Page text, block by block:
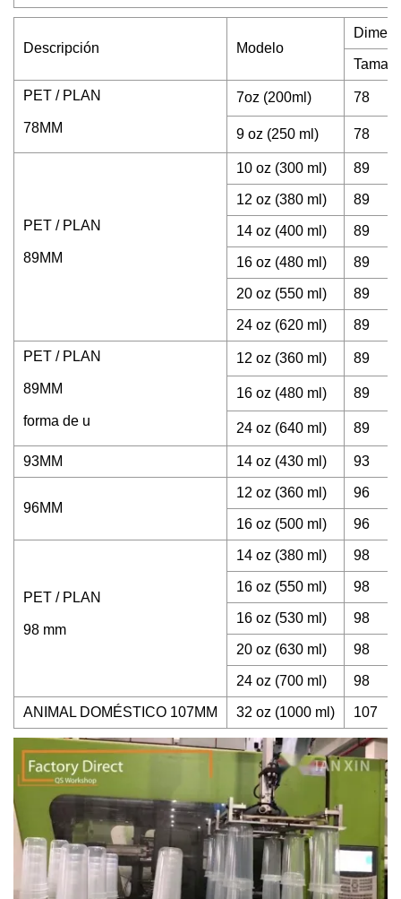
Descripción Modelo
PET / PLAN
78MM
7oz (200ml) 78
9 oz (250 ml) 78
PET / PLAN
89MM
10 oz (300 ml) 89
12 oz (380 ml) 89
14 oz (400 ml) 89
16 oz (480 ml) 89
20 oz (550 ml) 89
24 oz (620 ml) 89
PET / PLAN
89MM
forma de u
12 oz (360 ml) 89
16 oz (480 ml) 89
24 oz (640 ml) 89
93MM 14 oz (430 ml) 93
96MM
12 oz (360 ml) 96
16 oz (500 ml) 96
PET / PLAN
98 mm
14 oz (380 ml) 98
16 oz (550 ml) 98
16 oz (530 ml) 98
20 oz (630 ml) 98
24 oz (700 ml) 98
ANIMAL DOMÉSTICO 107MM 32 oz (1000 ml) 107